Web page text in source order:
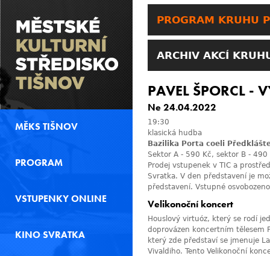
PROGRAM KRUHU
ARCHIV AKCÍ
PAVEL ŠPORCL -
Ne 24.04.2022
19:30
klasická hudba
Bazilika Porta coeli
Sektor A - 590 Kč, sektor B - 490
Prodej vstupenek v TIC a
Svratka. V den představení je
představení. Vstupné
Velikonoční koncert
Houslový virtuóz, který se rodí
doprovázen koncertním tělesem
který zde představí se jmenuje
Vivaldiho. Tento Velikonoční
MĚKS TIŠNOV
PROGRAM
VSTUPENKY ONLINE
KINO SVRATKA